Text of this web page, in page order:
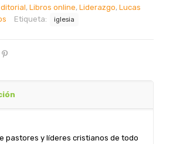
, Libros online, Liderazgo, Lucas
Etiqueta: iglesia
pastores y líderes cristianos de todo